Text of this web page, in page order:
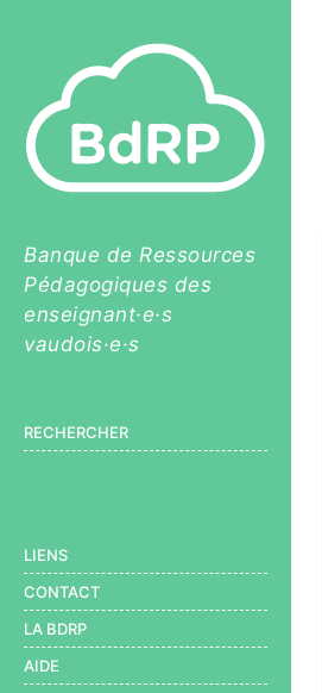
Banque de Ressources
Pédagogiques des
enseignant·e·s
vaudois·e·s
RECHERCHER
LIENS
CONTACT
LA BDRP
AIDE